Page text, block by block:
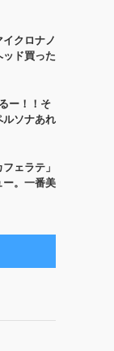
クロナノ
ド買った
ー！！そ
ソナあれ
ェラテ」
。一番美